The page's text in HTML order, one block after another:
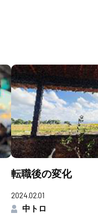
転職後の変化
2024.02.01
中トロ